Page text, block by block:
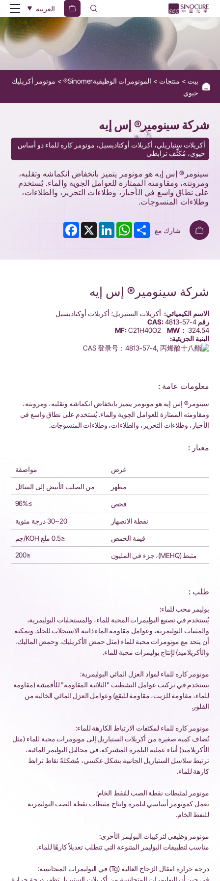
SINOMER
SA
العربية
بيت منتجات المونومرات الوظيفيةSinomer®
مونومر أكريليك
حيوي
شركة سينومير® إس إيه
أكريلات ستياريلي، أكريلات أوكتاديسيل، مونومر كاره للماء ذو ​​أساس
حيوي، مُكثِّف ترابطي
سينومر® إس إيه هو مونومر يتميز بانخفاض انكماشه وتقلبه،
ومرونته، ومقاومته الممتازة للعوامل الجوية والماء. يُستخدم
على نطاق واسع في الأحبار، وطلاءات التحرير، والطلاءات،
وطلاءات المنسوجات.
شارك مع Facebook X
LinkedIn
WhatsAppShare
شركة سينومير® إس إيه
الاسم الكيميائي: أكريلات الستيريل؛ أكريلات أوكتاديسيل
رقم CAS:4813-57-4
MF:C21H40O2 MW： 324.54
البنية الجزيئية:
معلومات عامة :
سينومر® إس إيه هو مونومر يتميز بانخفاض انكماشه وتقلبه، ومرونته،
ومقاومته الممتازة للعوامل الجوية والماء. يُستخدم على نطاق واسع في
الأحبار، وطلاءات التحرير، والطلاءات، وطلاءات المنسوجات.
معيار :
غرض مواصفة
مظهر من الصلب الأبيض إلى السائل
فحص ≥96%
نقطة الانصهار 20~30 درجة مئوية
قيمة الحمض ≤0.5 ملغ KOH/جم
مثبط (MEHQ)، جزء في المليون ≤200
طلب :
بوليمر محب للماء:
يُستخدم في تصنيع البوليمرات المحبة للماء، والمستحلبات البوليمرية،
والمثبتات البوليمرية، وعوامل مقاومة الماء ذاتية الاستحلاب للجلد. ويمكنه
أن يتحد مع مونومرات محبة للماء (مثل حمض الأكريليك، وحمض الماليك،
والأكريلاميد) لإنتاج بوليمرات محبة للماء.
مونومر كاره للماء لمواد العزل المائي البوليمرية:
يستخدم في تركيب عوامل التشطيب "الثلاثية المقاومة" للأقمشة (مقاومة
للماء، مقاومة للزيت، مقاومة للبقع) وعوامل العزل المائي الخالية من
الفلور.
مونومر كاره للماء لمكثفات الارتباط الكارهة للماء:
تُضاف كمية صغيرة من أكريلات الستياريل إلى مونومرات محبة للماء (مثل
الأكريلاميد) أثناء عملية البلمرة المشتركة. في محاليل البوليمر المائية،
ترتبط سلاسل الستياريل الجانبية بشكل عكسي، مُشكلةً نقاط ترابط
كارهة للماء.
مونومر لمثبطات نقطة الصب للنفط الخام:
يعمل كمونومر أساسي لبلمرة وإنتاج مثبطات نقطة الصب البوليمرية
للنفط الخام.
مونومر وظيفي لتركيبات البوليمر الأخرى:
مناسب لتطبيقات البوليمر المتنوعة التي تتطلب تعديلاً كارهًا للماء.
درجة حرارة انتقال الزجاج العالية (Tg) في البوليمرات المتجانسة:
في حين أن البوليمرات المتجانسة من أكريلات الستيريل تظهر درجة حرارة